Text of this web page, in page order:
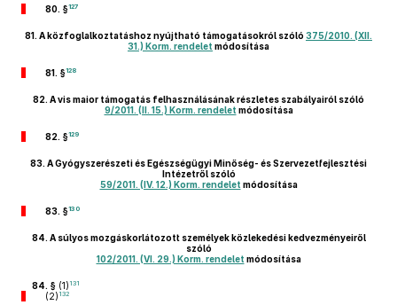
80. §127
81. A közfoglalkoztatáshoz nyújtható támogatásokról szóló 375/2010. (XII.
31.) Korm. rendelet módosítása
81. §128
82. A vis maior támogatás felhasználásának részletes szabályairól szóló
9/2011. (II. 15.) Korm. rendelet módosítása
82. §129
83. A Gyógyszerészeti és Egészségügyi Minőség- és Szervezetfejlesztési
Intézetről szóló
59/2011. (IV. 12.) Korm. rendelet módosítása
83. §130
84. A súlyos mozgáskorlátozott személyek közlekedési kedvezményeiről
szóló
102/2011. (VI. 29.) Korm. rendelet módosítása
84. § (1) 131
(2) 132